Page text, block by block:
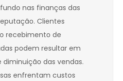
nas finanças das
Clientes
recebimento de
podem resultar em
das vendas.
enfrentam custos